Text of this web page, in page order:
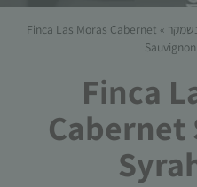
»
Finca Las Moras Cabernet
Finca
Cabernet